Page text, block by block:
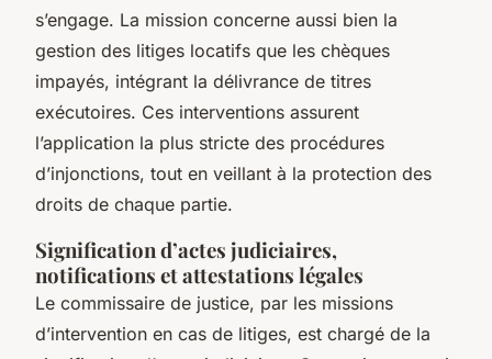
s’engage. La mission concerne aussi bien la
gestion des litiges locatifs que les chèques
impayés, intégrant la délivrance de titres
exécutoires. Ces interventions assurent
l’application la plus stricte des procédures
d’injonctions, tout en veillant à la protection des
droits de chaque partie.
Signification d’actes judiciaires,
notifications et attestations légales
Le commissaire de justice, par les missions
d’intervention en cas de litiges, est chargé de la